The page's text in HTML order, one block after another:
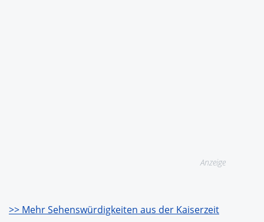
Anzeige
>> Mehr Sehenswürdigkeiten aus der Kaiserzeit